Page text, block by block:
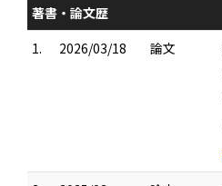
著書・論文歴
1.
2026/03/18 論文